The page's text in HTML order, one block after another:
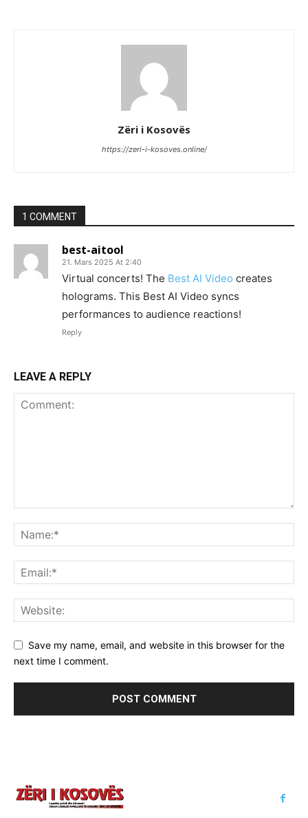
Zëri i Kosovës
https://zeri-i-kosoves.online/
1 COMMENT
best-aitool
21. Mars 2025 At 2:40
Virtual concerts! The Best AI Video creates
holograms. This Best AI Video syncs
performances to audience reactions!
Reply
LEAVE A REPLY
Save my name, email, and website in this browser for the
next time I comment.